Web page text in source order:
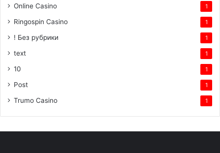
Online Casino 1
Ringospin Casino 1
! Без рубрики 1
text 1
10 1
Post 1
Trumo Casino 1